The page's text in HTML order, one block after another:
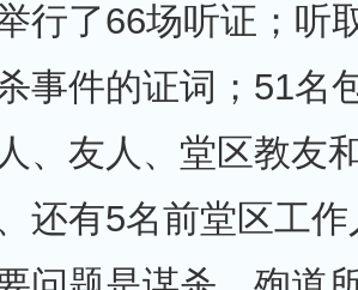
行了66场听证；听
事件的证词；51名
、友人、堂区教友
还有5名前堂区工